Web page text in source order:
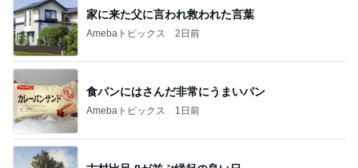
家に来た父に言われ救われた言葉
Amebaトピックス 2日前
食パンにはさんだ非常にうまいパン
Amebaトピックス 1日前